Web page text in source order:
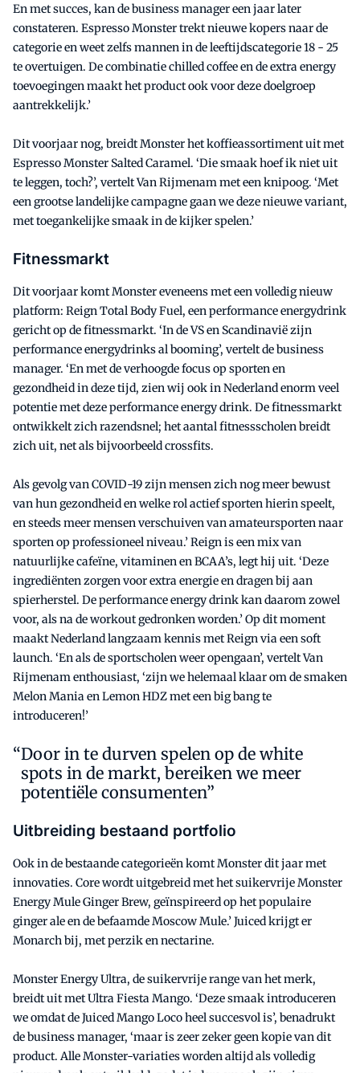
En met succes, kan de business manager een jaar later
constateren. Espresso Monster trekt nieuwe kopers naar de
categorie en weet zelfs mannen in de leeftijdscategorie 18 - 25
te overtuigen. De combinatie chilled coffee en de extra energy
toevoegingen maakt het product ook voor deze doelgroep
aantrekkelijk.’
Dit voorjaar nog, breidt Monster het koffieassortiment uit met
Espresso Monster Salted Caramel. ‘Die smaak hoef ik niet uit
te leggen, toch?’, vertelt Van Rijmenam met een knipoog. ‘Met
een grootse landelijke campagne gaan we deze nieuwe variant,
met toegankelijke smaak in de kijker spelen.’
Fitnessmarkt
Dit voorjaar komt Monster eveneens met een volledig nieuw
platform: Reign Total Body Fuel, een performance energydrink
gericht op de fitnessmarkt. ‘In de VS en Scandinavië zijn
performance energydrinks al booming’, vertelt de business
manager. ‘En met de verhoogde focus op sporten en
gezondheid in deze tijd, zien wij ook in Nederland enorm veel
potentie met deze performance energy drink. De fitnessmarkt
ontwikkelt zich razendsnel; het aantal fitnessscholen breidt
zich uit, net als bijvoorbeeld crossfits.
Als gevolg van COVID-19 zijn mensen zich nog meer bewust
van hun gezondheid en welke rol actief sporten hierin speelt,
en steeds meer mensen verschuiven van amateursporten naar
sporten op professioneel niveau.’ Reign is een mix van
natuurlijke cafeïne, vitaminen en BCAA’s, legt hij uit. ‘Deze
ingrediënten zorgen voor extra energie en dragen bij aan
spierherstel. De performance energy drink kan daarom zowel
voor, als na de workout gedronken worden.’ Op dit moment
maakt Nederland langzaam kennis met Reign via een soft
launch. ‘En als de sportscholen weer opengaan’, vertelt Van
Rijmenam enthousiast, ‘zijn we helemaal klaar om de smaken
Melon Mania en Lemon HDZ met een big bang te
introduceren!’
Door in te durven spelen op de white
spots in de markt, bereiken we meer
potentiële consumenten”
Uitbreiding bestaand portfolio
Ook in de bestaande categorieën komt Monster dit jaar met
innovaties. Core wordt uitgebreid met het suikervrije Monster
Energy Mule Ginger Brew, geïnspireerd op het populaire
ginger ale en de befaamde Moscow Mule.’ Juiced krijgt er
Monarch bij, met perzik en nectarine.
Monster Energy Ultra, de suikervrije range van het merk,
breidt uit met Ultra Fiesta Mango. ‘Deze smaak introduceren
we omdat de Juiced Mango Loco heel succesvol is’, benadrukt
de business manager, ‘maar is zeer zeker geen kopie van dit
product. Alle Monster-variaties worden altijd als volledig